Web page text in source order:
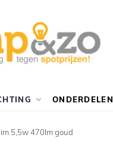
ONDERDELEN
5,5w 470lm goud